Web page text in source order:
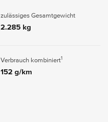
zulässiges Gesamtgewicht
2.285 kg
Verbrauch kombiniert1
152 g/km